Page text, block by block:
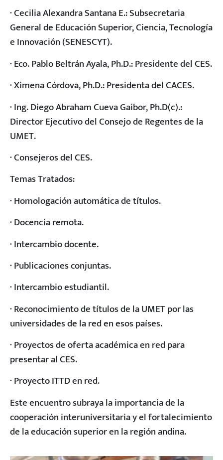
· Cecilia Alexandra Santana E.: Subsecretaria
General de Educación Superior, Ciencia, Tecnología
e Innovación (SENESCYT).
· Eco. Pablo Beltrán Ayala, Ph.D.: Presidente del CES.
· Ximena Córdova, Ph.D.: Presidenta del CACES.
· Ing. Diego Abraham Cueva Gaibor, Ph.D(c).:
Director Ejecutivo del Consejo de Regentes de la
UMET.
· Consejeros del CES.
Temas Tratados:
· Homologación automática de títulos.
· Docencia remota.
· Intercambio docente.
· Publicaciones conjuntas.
· Intercambio estudiantil.
· Reconocimiento de títulos de la UMET por las
universidades de la red en esos países.
· Proyectos de oferta académica en red para
presentar al CES.
· Proyecto ITTD en red.
Este encuentro subraya la importancia de la
cooperación interuniversitaria y el fortalecimiento
de la educación superior en la región andina.